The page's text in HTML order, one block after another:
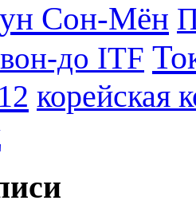
Сон-Мён
до ITF
корейская